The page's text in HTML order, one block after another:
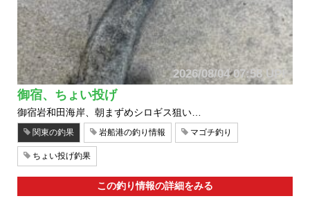
2026/08/04 07:58 UP!
御宿、ちょい投げ
御宿岩和田海岸、朝まずめシロギス狙い…
関東の釣果 岩船港の釣り情報 マゴチ釣り
ちょい投げ釣果
この釣り情報の詳細をみる